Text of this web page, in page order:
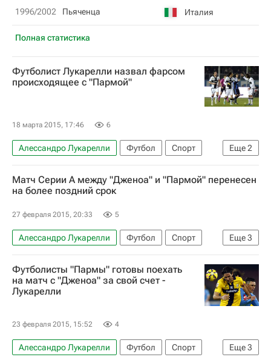
Полная статистика
1996/2002 Пьяченца Италия
Футболист Лукарелли назвал фарсом
происходящее с "Пармой"
18 марта 2015, 17:46 6
Еще2
Алессандро Лукарелли Футбол
Спорт
Серия А 2026-2027 (Чемпионат Италии по футболу)
Парма
Матч Серии А между "Дженоа" и "Пармой" перенесен
на более поздний срок
27 февраля 2015, 20:33 5
Еще3
Алессандро Лукарелли Футбол
Спорт
Серия А 2026-2027 (Чемпионат Италии по футболу)
Дженоа
Парма
Футболисты "Пармы" готовы поехать
на матч с "Дженоа" за свой счет -
Лукарелли
23 февраля 2015, 15:52 4
Еще3
Алессандро Лукарелли Футбол
Спорт